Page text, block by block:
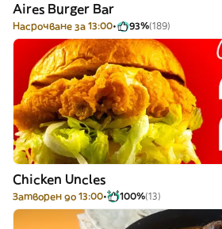
Aires Burger Bar
Насрочване за 13:00 93%(189)
Chicken Uncles
Затворен до 13:00 100%(13)